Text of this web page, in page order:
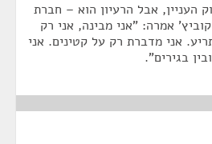
העניין, אבל הרעיון הוא – חברת
אמרה: "אני מבינה, אני רק
אני מדברת רק על קטינים. אני
בגירים".